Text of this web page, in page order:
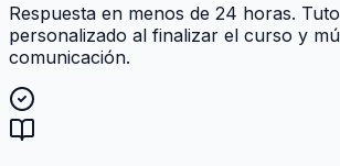
Respuesta en menos de 24 horas.
personalizado al finalizar el curso y
comunicación.